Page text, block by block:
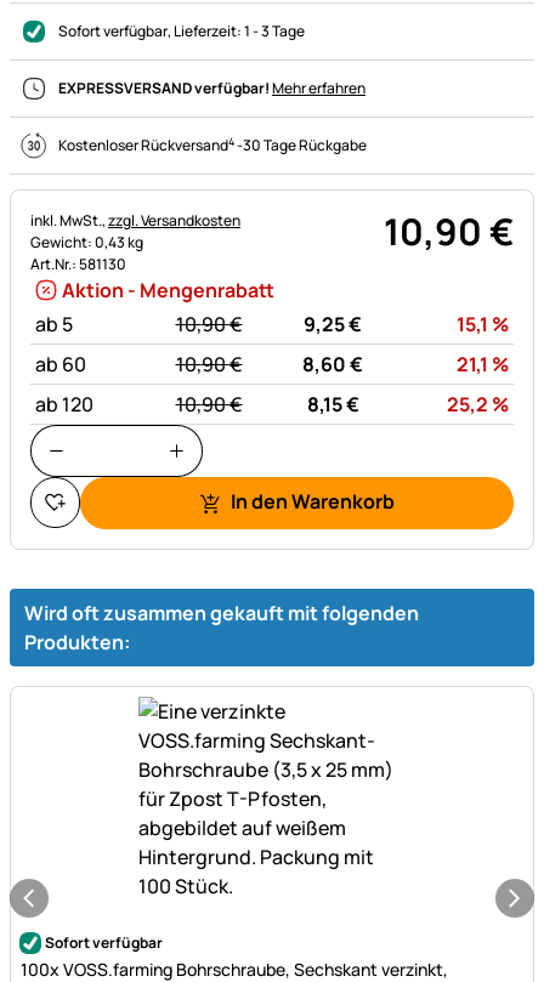
Sofort verfügbar, Lieferzeit:1 - 3 Tage
EXPRESSVERSAND verfügbar!Mehr erfahren
Kostenloser Rückversand4-30 Tage Rückgabe
Steuerhinweis:
inkl. MwSt.,zzgl. Versandkosten
Gewicht: 0,43 kg
Art.Nr.: 581130
10,90€
Aktion - Mengenrabatt
ab 5
statt:
10,90€ 9,25€ 15,1 %
ab 60
statt:
10,90€ 8,60€ 21,1 %
ab 120
statt:
10,90€ 8,15€ 25,2 %
In den Warenkorb
Wird oft zusammen gekauft mit folgenden
Produkten:
Noch keine Bewertungen abgegeben
Sofort verfügbar
100x VOSS.farming Bohrschraube, Sechskant verzinkt,